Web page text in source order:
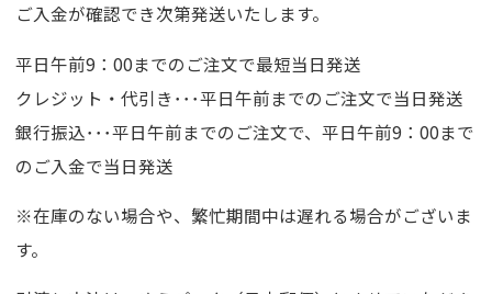
ご入金が確認でき次第発送いたします。
平日午前9：00までのご注文で最短当日発送
クレジット・代引き･･･平日午前までのご注文で当日発送
銀行振込･･･平日午前までのご注文で、平日午前9：00まで
のご入金で当日発送
※在庫のない場合や、繁忙期間中は遅れる場合がございま
す。